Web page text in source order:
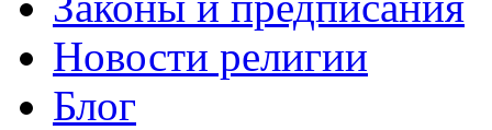
Новости религии
Блог